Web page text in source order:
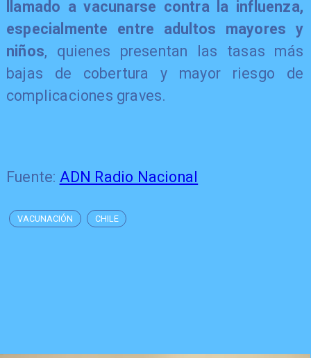
llamado a vacunarse contra la influenza,
especialmente entre adultos mayores y
niños, quienes presentan las tasas más
bajas de cobertura y mayor riesgo de
complicaciones graves.
Fuente: ADN Radio Nacional
VACUNACIÓN CHILE